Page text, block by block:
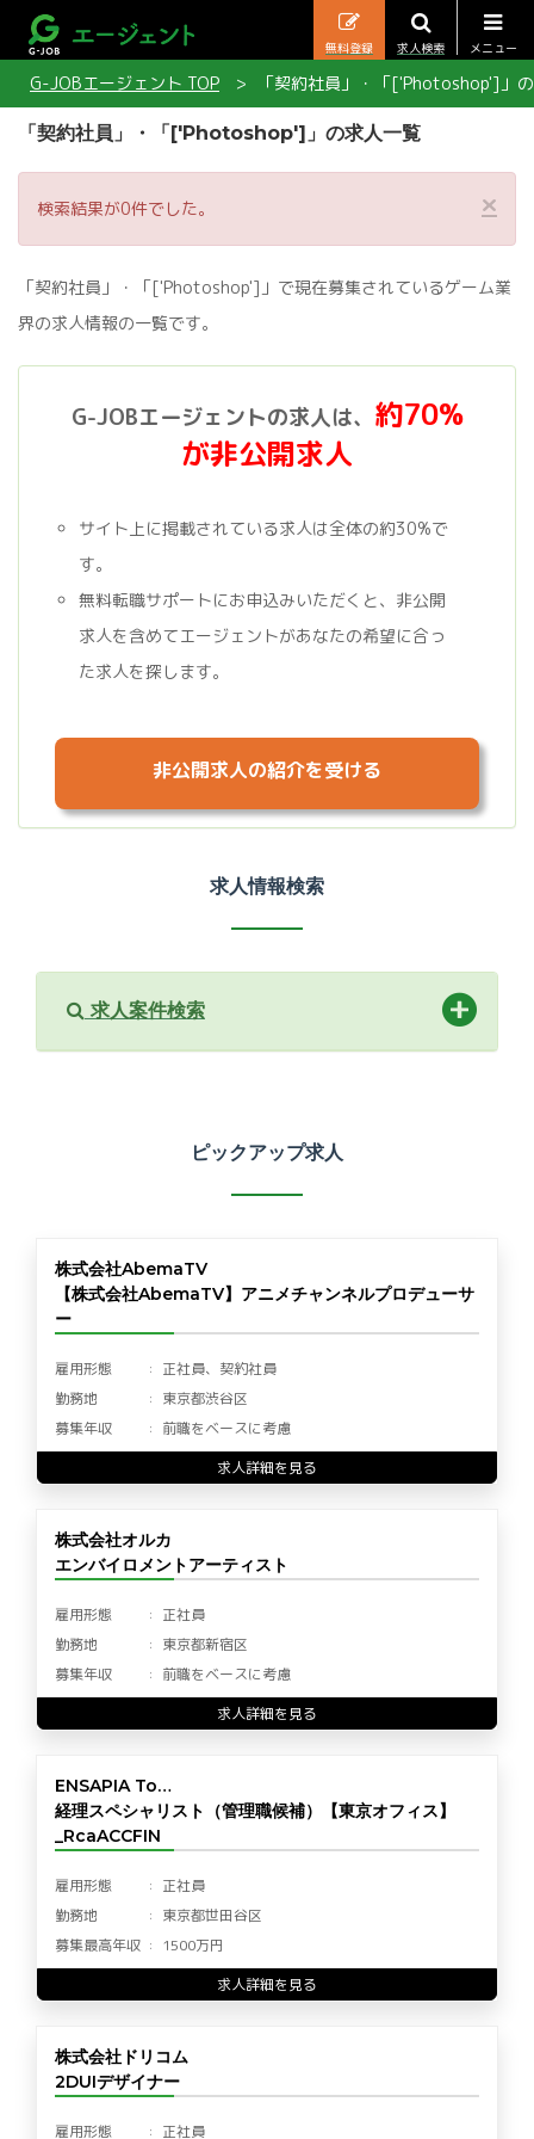
メニュー
求人検索
無料登録
G-JOBエージェント TOP 「契約社員」・「['Photoshop']」
「契約社員」・「['Photoshop']」の求人一覧
×
検索結果が0件でした。
「契約社員」・「['Photoshop']」で現在募集されているゲーム業
界の求人情報の一覧です。
G-JOBエージェントの求人は、 約70%
が非公開求人
サイト上に掲載されている求人は全体の約30%で
す。
無料転職サポートにお申込みいただくと、非公開
求人を含めてエージェントがあなたの希望に合っ
た求人を探します。
非公開求人の紹介を受ける
求人情報検索
求人案件検索
ピックアップ求人
株式会社AbemaTV
【株式会社AbemaTV】アニメチャンネルプロデューサ
ー
雇用形態
正社員、契約社員
勤務地
東京都渋谷区
募集年収
前職をベースに考慮
求人詳細を見る
株式会社オルカ
エンバイロメントアーティスト
雇用形態
正社員
勤務地
東京都新宿区
募集年収
前職をベースに考慮
求人詳細を見る
ENSAPIA To…
経理スペシャリスト（管理職候補）【東京オフィス】
_RcaACCFIN
雇用形態
正社員
勤務地
東京都世田谷区
募集最高年収
1500万円
求人詳細を見る
株式会社ドリコム
2DUIデザイナー
雇用形態 正社員